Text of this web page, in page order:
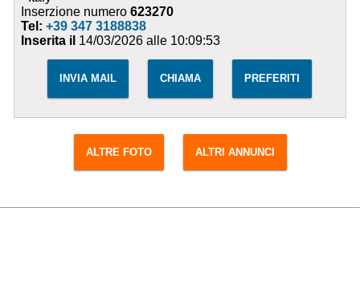
Inserzione numero623270
Tel:+39 347 3188838
Inserita il 14/03/2026 alle 10:09:53
INVIA MAIL CHIAMA PREFERITI
ALTRE FOTO ALTRI ANNUNCI